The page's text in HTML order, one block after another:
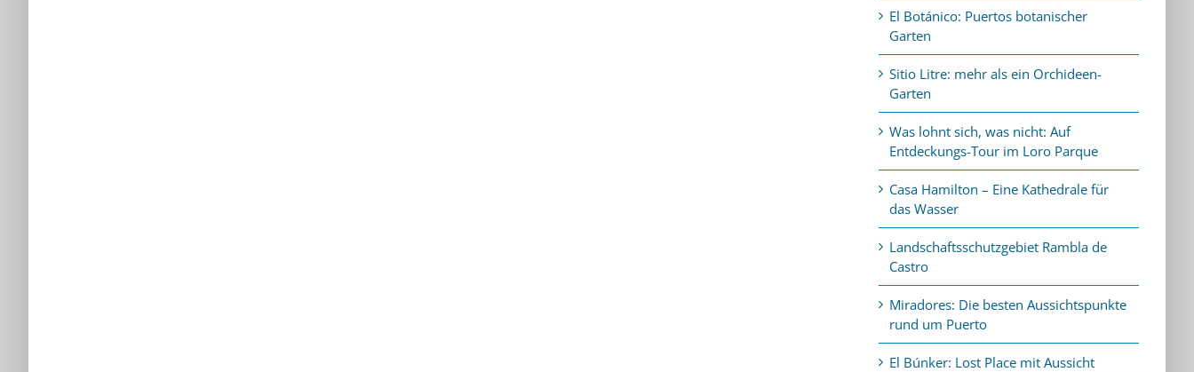
El Botánico: Puertos botanischer
Garten
Sitio Litre: mehr als ein Orchideen-
Garten
Was lohnt sich, was nicht: Auf
Entdeckungs-Tour im Loro Parque
Casa Hamilton – Eine Kathedrale für
das Wasser
Landschaftsschutzgebiet Rambla de
Castro
Miradores: Die besten Aussichtspunkte
rund um Puerto
El Búnker: Lost Place mit Aussicht